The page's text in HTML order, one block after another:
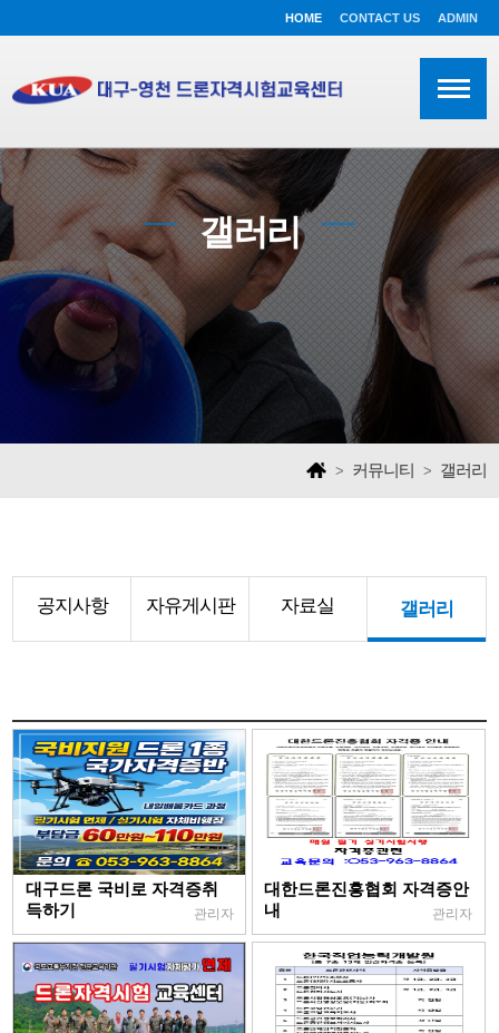
HOME CONTACT US ADMIN
갤러리
> 커뮤니티 > 갤러리
공지사항 자유게시판 자료실 갤러리
대구드론 국비로 자격증취
득하기
관리자
대한드론진흥협회 자격증안
내
관리자